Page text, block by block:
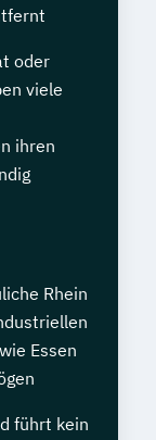
oder
viele
ihren
Rhein
Essen
führt kein